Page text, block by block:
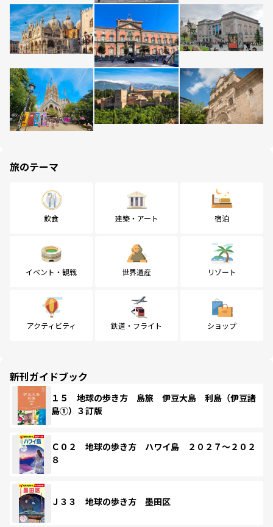
旅のテーマ
飲食 建築・アート 宿泊
イベント・観戦 世界遺産 リゾート
アクティビティ 鉄道・フライト ショップ
新刊ガイドブック
１５ 地球の歩き方 島旅 伊豆大島 利島（伊豆諸
島①）３訂版
Ｃ０２ 地球の歩き方 ハワイ島 ２０２７～２０２
８
Ｊ３３ 地球の歩き方 墨田区